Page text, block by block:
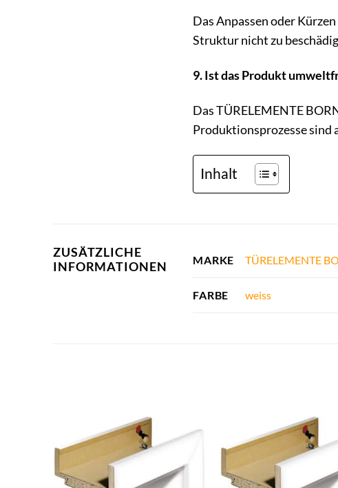
Das Anpassen oder
Struktur nicht zu
9. Ist das Produkt
Das TÜRELEMENTE
Produktionsprozesse sind
Inhalt
ZUSÄTZLICHE
INFORMATIONEN
MARKE TÜRELEMENTE
FARBE weiss